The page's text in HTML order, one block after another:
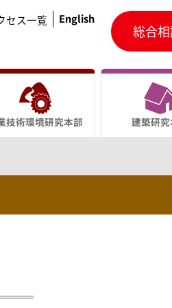
セス一覧 English
総合
技術環境研究本部 建築研